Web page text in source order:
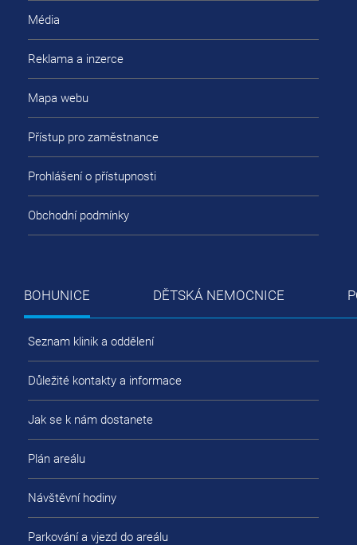
Média
Reklama a inzerce
Mapa webu
Přístup pro zaměstnance
Prohlášení o přístupnosti
Obchodní podmínky
BOHUNICE DĚTSKÁ NEMOCNICE
Seznam klinik a oddělení
Důležité kontakty a informace
Jak se k nám dostanete
Plán areálu
Návštěvní hodiny
Parkování a vjezd do areálu